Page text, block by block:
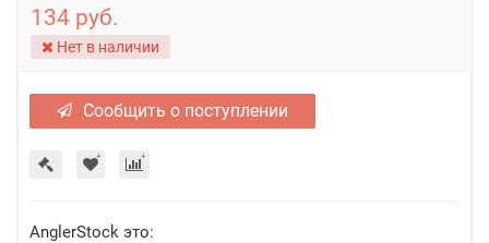
134 руб.
Нет в наличии
Сообщить о поступлении
AnglerStock это: